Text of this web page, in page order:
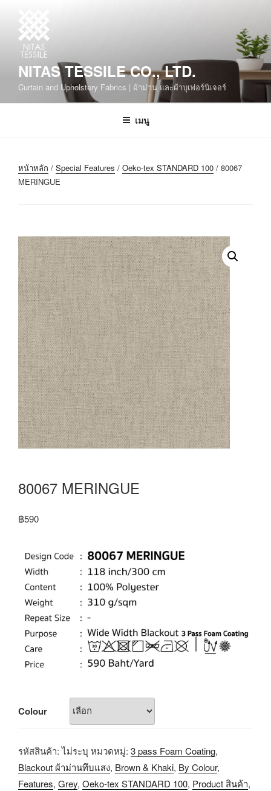
NITAS TESSILE CO., LTD.
Curtain and Upholstery Fabrics | ผ้าม่าน และผ้าบุเฟอร์นิเจอร์
เมนู
หน้าหลัก / Special Features / Oeko-tex STANDARD 100 / 80067
MERINGUE
80067 MERINGUE
฿590
Colour
รหัสสินค้า:ไม่ระบุ หมวดหมู่: 3 pass Foam Coating,
Blackout ผ้าม่านทึบแสง, Brown & Khaki, By Colour,
Features, Grey, Oeko-tex STANDARD 100, Product สินค้า,